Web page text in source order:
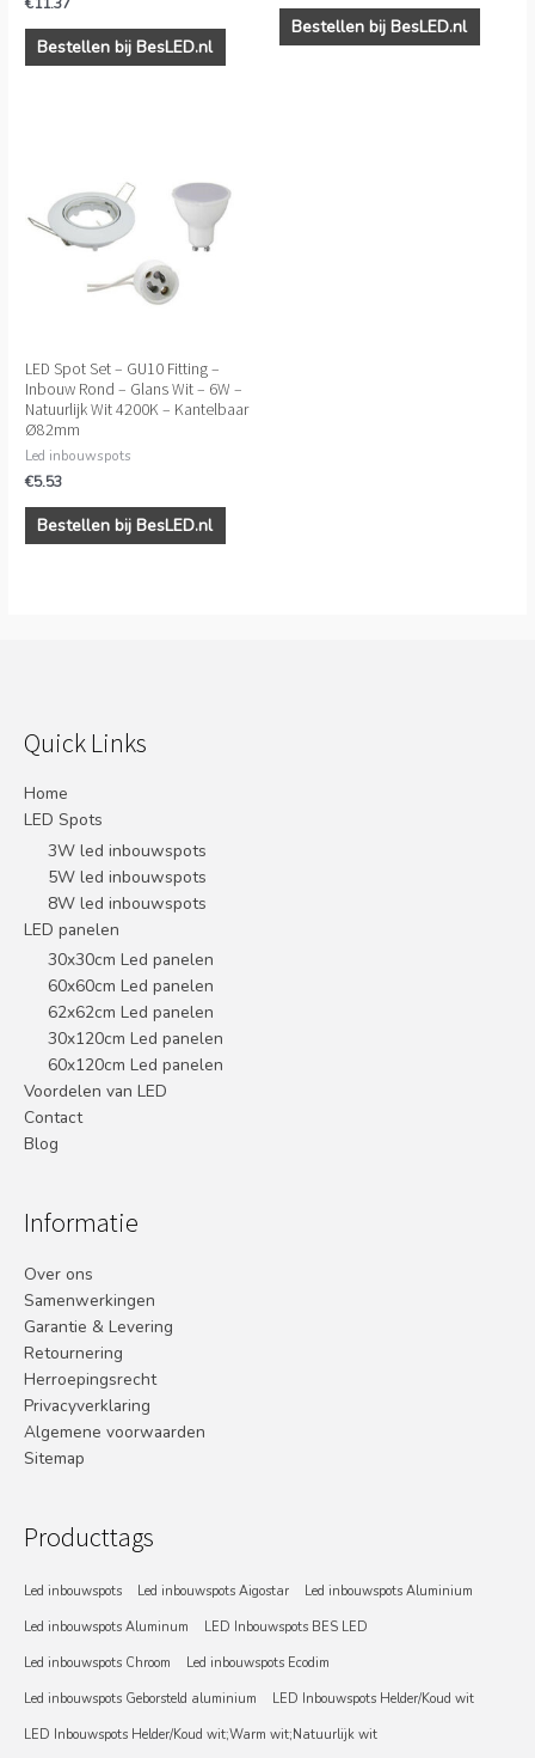
Bestellen bij BesLED.nl
Bestellen bij BesLED.nl
LED Spot Set – GU10 Fitting –
Inbouw Rond – Glans Wit – 6W –
Natuurlijk Wit 4200K – Kantelbaar
Ø82mm
Led inbouwspots
€5.53
Bestellen bij BesLED.nl
Quick Links
Home
LED Spots
3W led inbouwspots
5W led inbouwspots
8W led inbouwspots
LED panelen
30x30cm Led panelen
60x60cm Led panelen
62x62cm Led panelen
30x120cm Led panelen
60x120cm Led panelen
Voordelen van LED
Contact
Blog
Informatie
Over ons
Samenwerkingen
Garantie & Levering
Retournering
Herroepingsrecht
Privacyverklaring
Algemene voorwaarden
Sitemap
Producttags
Led inbouwspots Led inbouwspots Aigostar
Led inbouwspots Aluminium
Led inbouwspots Aluminum
LED Inbouwspots BES LED
Led inbouwspots Chroom
Led inbouwspots Ecodim
Led inbouwspots Geborsteld aluminium
LED Inbouwspots Helder/Koud wit
LED Inbouwspots Helder/Koud wit;Warm wit;Natuurlijk wit